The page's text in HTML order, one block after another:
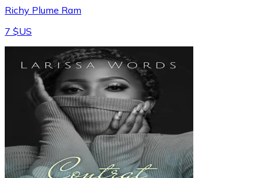
Richy Plume Ram
7 $US